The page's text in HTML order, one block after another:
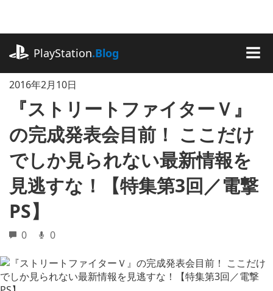
に
キ
ッ
プ
PlayStation.Blog
2016年2月10日
『ストリートファイターＶ』
の完成発表会目前！ ここだけ
でしか見られない最新情報を
見逃すな！【特集第3回／電撃
PS】
0 0